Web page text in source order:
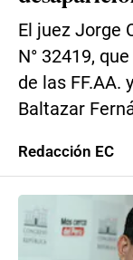
El juez Jorge
N° 32419,
de las FF.AA.
Baltazar
Redacción EC